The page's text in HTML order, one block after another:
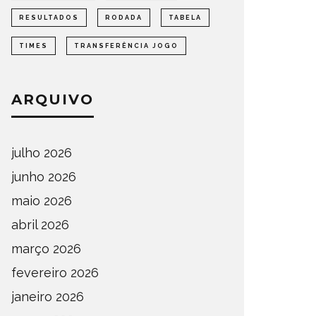
DEFINIDOS OS SEMIFINALISTAS
ESTADUAL
RESULTADOS RODADA TABELA
TIMES TRANSFERÊNCIA JOGO
ARQUIVO
julho 2026
junho 2026
maio 2026
abril 2026
março 2026
fevereiro 2026
janeiro 2026